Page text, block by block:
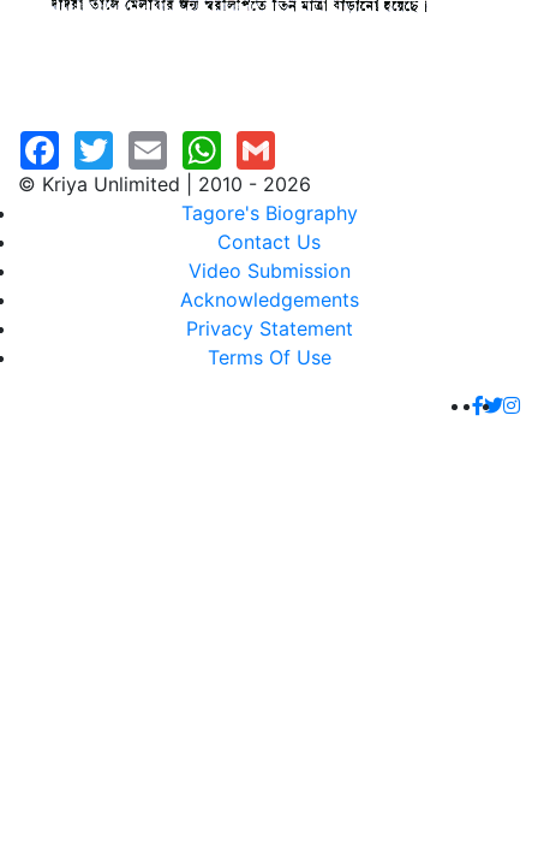
© Kriya Unlimited | 2010 - 2026
Tagore's Biography
Contact Us
Video Submission
Acknowledgements
Privacy Statement
Terms Of Use